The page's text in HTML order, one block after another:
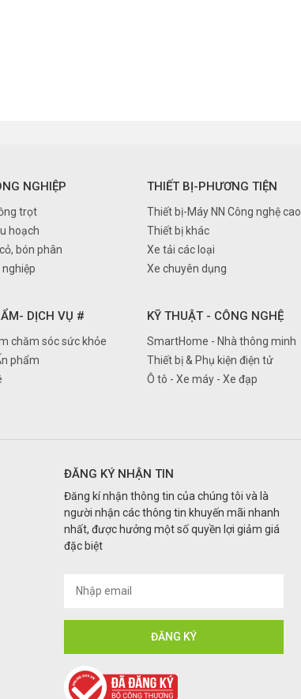
NGHIỆP
trọt
hoạch
bón phân
THIẾT BỊ-PHƯƠNG TIỆN
Thiết bị-Máy NN Công nghệ cao
Thiết bị khác
Xe tải các loại
Xe chuyên dụng
DỊCH VỤ #
chăm sóc sức khỏe
phẩm
KỸ THUẬT - CÔNG NGHỆ
SmartHome - Nhà thông minh
Thiết bị & Phụ kiện điện tử
Ô tô - Xe máy - Xe đạp
ĐĂNG KÝ NHẬN TIN
Đăng kí nhận thông tin của chúng tôi và là
người nhận các thông tin khuyến mãi nhanh
nhất, được hưởng một số quyền lợi giảm giá
đặc biệt